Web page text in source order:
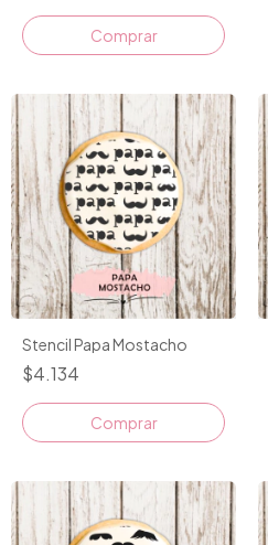
Stencil Papa Mostacho
$4.134